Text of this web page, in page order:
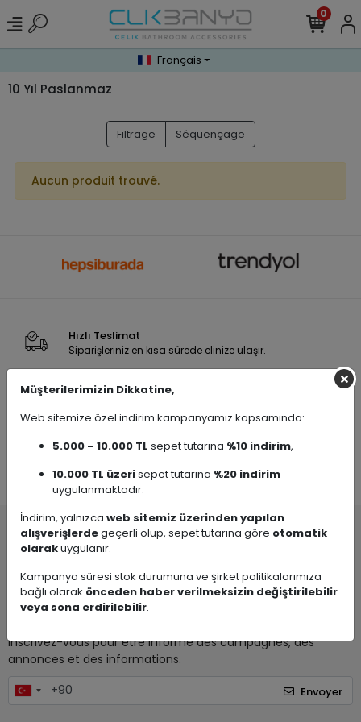
0
Français
10 Yıl Paslanmaz
Filtrage Séquençage
Aucun produit trouvé.
Hızlı Teslimat
Siparişleriniz en kısa sürede elinize ulaşır.
Güvenli ve kolay ödeme sistemi
Geniş Ürün Yelpazesi
7 / 24 DESTEK
Öneri ve şikayetlerinizi bize iletebilirsiniz.
Je souhaite être informé des campagnes, des annonces et
Envoyer
Inscrivez-vous pour être informé des campagnes, des
annonces et des informations.
Envoyer
Müşterilerimizin Dikkatine,
Web sitemize özel indirim kampanyamız kapsamında:
5.000 – 10.000 TL sepet tutarına %10 indirim,
10.000 TL üzerisepet tutarına %20 indirim
uygulanmaktadır.
İndirim, yalnızca web sitemiz üzerinden yapılan
alışverişlerdegeçerli olup, sepet tutarına göre otomatik
olarakuygulanır.
Kampanya süresi stok durumuna ve şirket politikalarımıza
bağlı olarak önceden haber verilmeksizin değiştirilebilir
veya sona erdirilebilir.